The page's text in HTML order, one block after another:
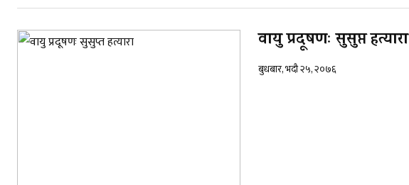
वायु प्रदूषणः सुसुप्त हत्यारा
बुधबार, भदौ २५, २०७६